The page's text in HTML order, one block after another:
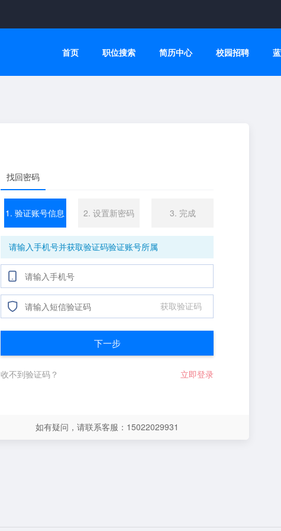
首页 职位搜索 简历中心 校园招聘
找回密码
1. 验证账号信息 2. 设置新密码 3. 完成
请输入手机号并获取验证码验证账号所属
获取验证码
下一步
收不到验证码？ 立即登录
如有疑问，请联系客服：15022029931